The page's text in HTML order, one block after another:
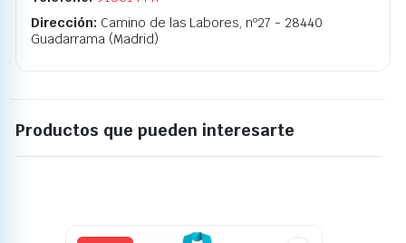
Dirección: Camino de las Labores, nº27 - 28440
Guadarrama (Madrid)
Productos que pueden interesarte